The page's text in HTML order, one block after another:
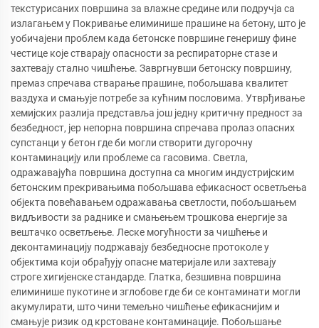
текстурисаних површина за влажне средине или подручја са
излагањем у Покривање елиминише прашине на бетону, што је
уобичајени проблем када бетонске површине генеришу фине
честице које стварају опасности за респираторне стазе и
захтевају стално чишћење. Завргнувши бетонску површину,
премаз спречава стварање прашине, побољшава квалитет
ваздуха и смањује потребе за кућним пословима. Утврђивање
хемијских разлија представља још једну критичну предност за
безбедност, јер непорна површина спречава пролаз опасних
супстанци у бетон где би могли створити дугорочну
контаминацију или проблеме са гасовима. Светла,
одражавајућа површина доступна са многим индустријским
бетонским прекривањима побољшава ефикасност осветљења
објекта повећавањем одражавања светлости, побољшањем
видљивости за раднике и смањењем трошкова енергије за
вештачко осветљење. Леске могућности за чишћење и
деконтаминацију подржавају безбедносне протоколе у
објектима који обрађују опасне материјале или захтевају
строге хигијенске стандарде. Глатка, безшивна површина
елиминише пукотине и зглобове где би се контаминати могли
акумулирати, што чини темељно чишћење ефикаснијим и
смањује ризик од крстоване контаминације. Побољшање